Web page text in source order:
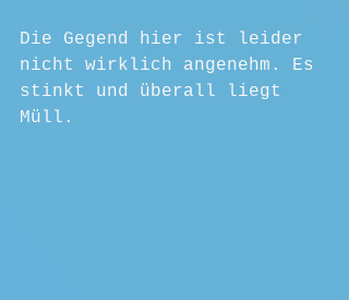
Die Gegend hier ist leider
nicht wirklich angenehm. Es
stinkt und überall liegt
Müll.